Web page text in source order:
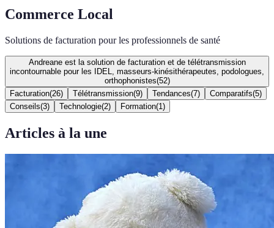
Commerce Local
Solutions de facturation pour les professionnels de santé
Andreane est la solution de facturation et de télétransmission
incontournable pour les IDEL, masseurs-kinésithérapeutes, podologues,
orthophonistes(52)
Facturation(26) Télétransmission(9) Tendances(7) Comparatifs(5)
Conseils(3) Technologie(2) Formation(1 )
Articles à la une